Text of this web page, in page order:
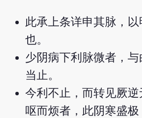
此承上条详申其脉，以
也。
少阴病下利脉微者，与
当止。
今利不止，而转见厥
呕而烦者，此阴寒盛极